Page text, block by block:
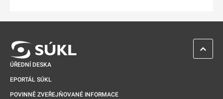
ÚŘEDNÍ DESKA
EPORTÁL SÚKL
POVINNĚ ZVEŘEJŇOVANÉ INFORMACE
ZPĚT